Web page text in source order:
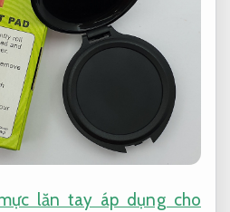
lăn tay áp dụng cho